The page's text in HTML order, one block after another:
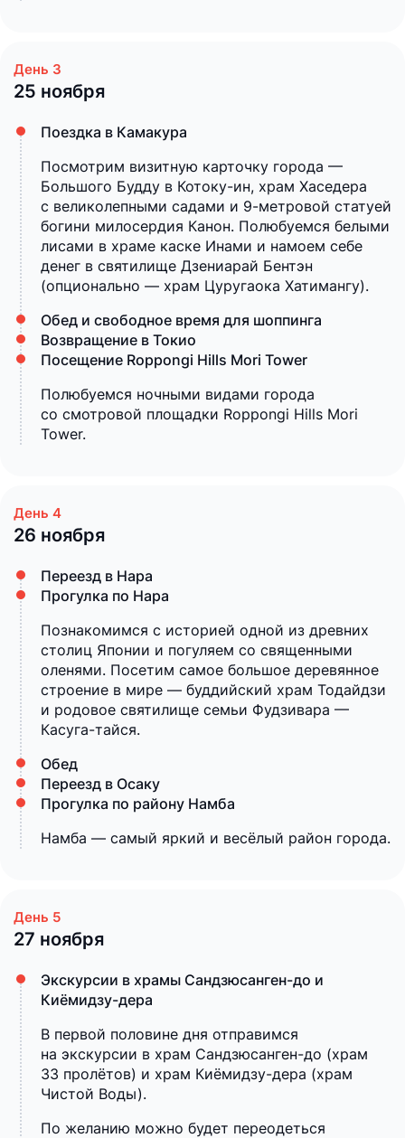
25 ноября
Поездка в Камакура
Посмотрим визитную карточку города —
Большого Будду в Котоку-ин, храм Хаседера
с великолепными садами и 9-метровой статуей
богини милосердия Канон. Полюбуемся белыми
лисами в храме каске Инами и намоем себе
денег в святилище Дзениарай Бентэн
(опционально — храм Цуругаока Хатимангу).
Обед и свободное время для шоппинга
Возвращение в Токио
Посещение Roppongi Hills Mori Tower
Полюбуемся ночными видами города
со смотровой площадки Roppongi Hills Mori
Tower.
26 ноября
Переезд в Нара
Прогулка по Нара
Познакомимся с историей одной из древних
столиц Японии и погуляем со священными
оленями. Посетим самое большое деревянное
строение в мире — буддийский храм Тодайдзи
и родовое святилище семьи Фудзивара —
Касуга-тайся.
Обед
Переезд в Осаку
Прогулка по району Намба
Намба — самый яркий и весёлый район города.
27 ноября
Экскурсии в храмы Сандзюсанген-до и
Киёмидзу-дера
В первой половине дня отправимся
на экскурсии в храм Сандзюсанген-до (храм
33 пролётов) и храм Киёмидзу-дера (храм
Чистой Воды).
По желанию можно будет переодеться